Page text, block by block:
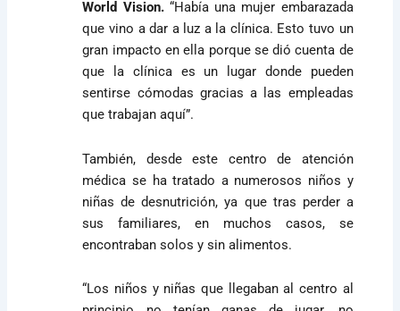
World Vision.“Había una mujer embarazada
que vino a dar a luz a la clínica. Esto tuvo un
gran impacto en ella porque se dió cuenta de
que la clínica es un lugar donde pueden
sentirse cómodas gracias a las empleadas
que trabajan aquí”.
También, desde este centro de atención
médica se ha tratado a numerosos niños y
niñas de desnutrición, ya que tras perder a
sus familiares, en muchos casos, se
encontraban solos y sin alimentos.
“Los niños y niñas que llegaban al centro al